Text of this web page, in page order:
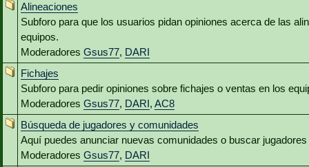
Alineaciones
Subforo para que los usuarios pidan opiniones acerca de las
equipos.
Moderadores Gsus77, DARI
Fichajes
Subforo para pedir opiniones sobre fichajes o ventas en los
Moderadores Gsus77, DARI, AC8
Búsqueda de jugadores y comunidades
Aquí puedes anunciar nuevas comunidades o buscar
Moderadores Gsus77, DARI